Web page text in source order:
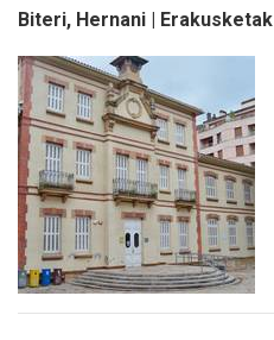
Biteri, Hernani | Erakusketak